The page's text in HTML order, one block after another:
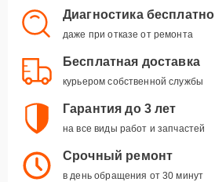
Диагностика бесплатно
даже при отказе от ремонта
Бесплатная доставка
курьером собственной службы
Гарантия до 3 лет
на все виды работ и запчастей
Срочный ремонт
в день обращения от 30 минут